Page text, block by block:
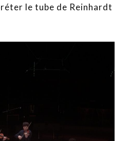
le tube de Reinhardt